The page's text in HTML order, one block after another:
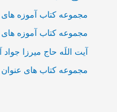
مجموعه کتاب آموزه
مجموعه کتاب آموزه
آیت اللَه حاج میرزا جواد
مجموعه کتاب های